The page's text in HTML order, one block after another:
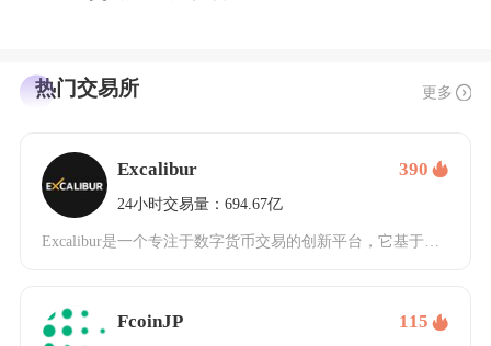
热门交易所 更多
Excalibur 390
24小时交易量：694.67亿
FcoinJP 115